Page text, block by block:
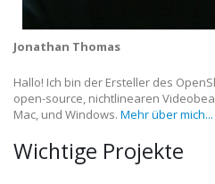
Jonathan Thomas
Hallo! Ich bin der Ersteller des
open-source, nichtlinearen
Mac, und Windows. Mehr über mich...
Wichtige Projekte